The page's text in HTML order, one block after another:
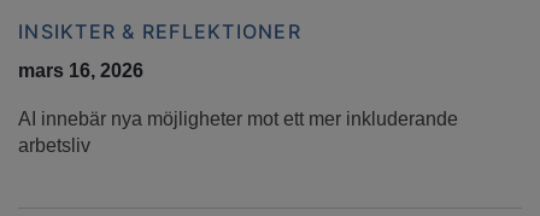
INSIKTER & REFLEKTIONER
mars 16, 2026
AI innebär nya möjligheter mot ett mer inkluderande
arbetsliv